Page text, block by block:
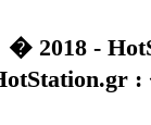
� 2018 -